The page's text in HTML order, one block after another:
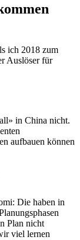
ich 2018 zum
Auslöser für
in China nicht.
aufbauen können
Die haben in
Plan nicht
viel lernen